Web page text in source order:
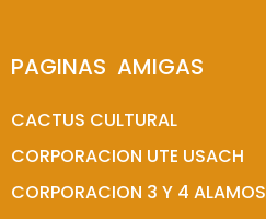
PAGINAS  AMIGAS
CACTUS CULTURAL
CORPORACION UTE USACH
CORPORACION 3 Y 4 ALAMOS